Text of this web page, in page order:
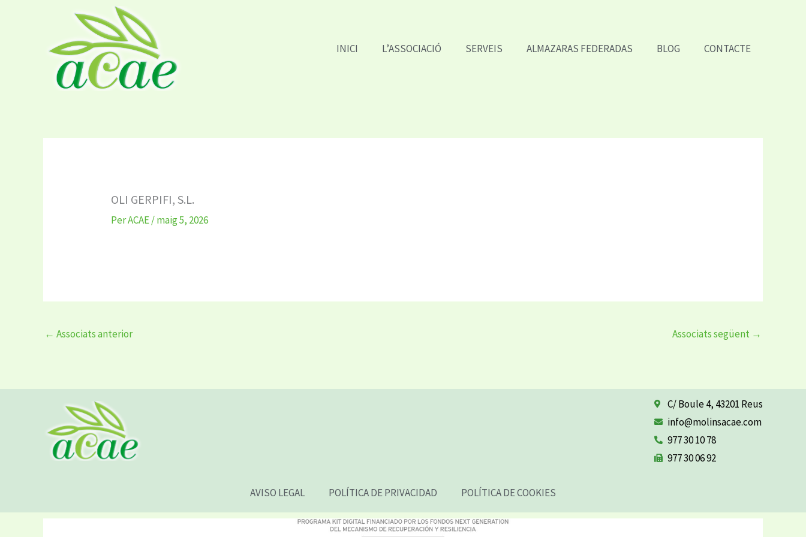
INICI L’ASSOCIACIÓ SERVEIS ALMAZARAS FEDERADAS BLOG CONTACTE
OLI GERPIFI, S.L.
PerACAE/maig 5, 2026
← Associats anterior Associats següent →
C/ Boule 4, 43201 Reus
info@molinsacae.com
977 30 10 78
977 30 06 92
AVISO LEGAL POLÍTICA DE PRIVACIDAD POLÍTICA DE COOKIES